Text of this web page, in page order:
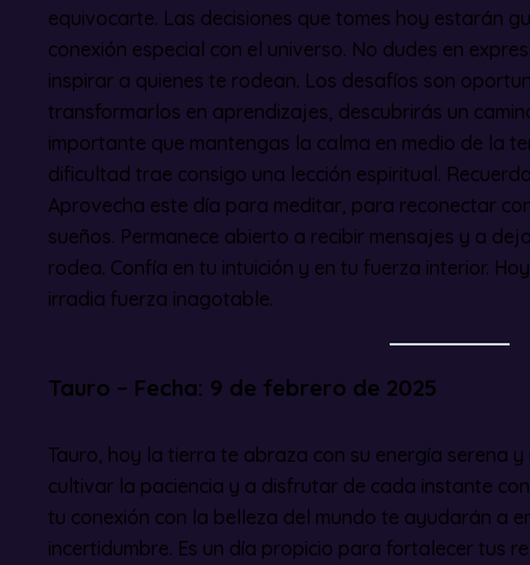
equivocarte. Las decisiones que tomes hoy estarán
conexión especial con el universo. No dudes en
inspirar a quienes te rodean. Los desafíos son
transformarlos en aprendizajes, descubrirás un
importante que mantengas la calma en medio de la
dificultad trae consigo una lección espiritual.
Aprovecha este día para meditar, para reconectar
sueños. Permanece abierto a recibir mensajes y a
rodea. Confía en tu intuición y en tu fuerza interior.
irradia fuerza inagotable.
Tauro – Fecha: 9 de febrero de 2025
Tauro, hoy la tierra te abraza con su energía serena
cultivar la paciencia y a disfrutar de cada instante
tu conexión con la belleza del mundo te ayudarán a
incertidumbre. Es un día propicio para fortalecer tus